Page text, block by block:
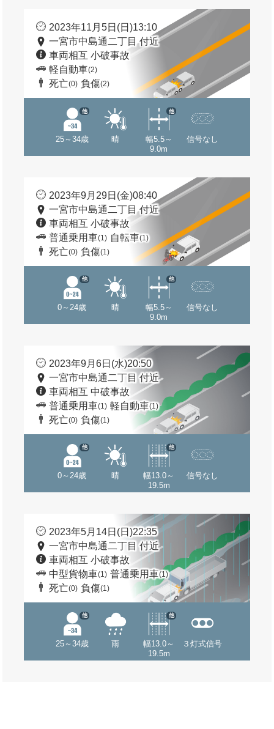
2023年11月5日(日)13:10
一宮市中島通二丁目 付近
車両相互 小破事故
軽自動車(2)
死亡(0) 負傷(2)
25～34歳
他
晴
幅5.5～
9.0m
他
信号なし
2023年9月29日(金)08:40
一宮市中島通二丁目 付近
車両相互 小破事故
普通乗用車(1) 自転車(1)
死亡(0) 負傷(1)
0～24歳
他
晴
幅5.5～
9.0m
他
信号なし
2023年9月6日(水)20:50
一宮市中島通二丁目 付近
車両相互 中破事故
普通乗用車(1) 軽自動車(1)
死亡(0) 負傷(1)
0～24歳
他
晴
幅13.0～
19.5m
他
信号なし
2023年5月14日(日)22:35
一宮市中島通二丁目 付近
車両相互 小破事故
中型貨物車(1) 普通乗用車(1)
死亡(0) 負傷(1)
25～34歳
他
雨
幅13.0～
19.5m
他
３灯式信号